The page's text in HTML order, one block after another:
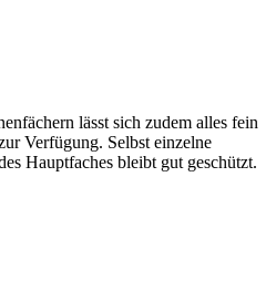
lässt sich zudem alles fein
Verfügung. Selbst einzelne
Hauptfaches bleibt gut geschützt.